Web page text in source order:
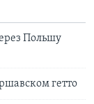
Польшу
гетто